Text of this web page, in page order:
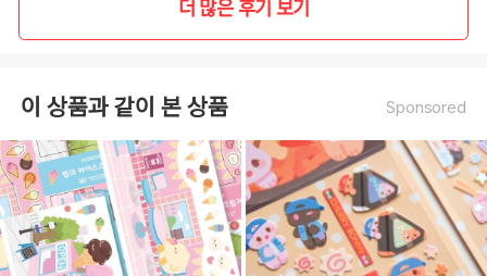
더 많은 후기 보기
이 상품과 같이 본 상품 Sponsored